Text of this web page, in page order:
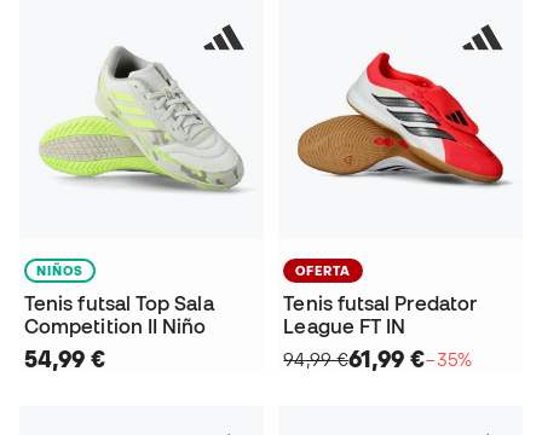
NIÑOS
Tenis futsal Top Sala
Competition II Niño
54,99 €
OFERTA
Tenis futsal Predator
League FT IN
94,99 €61,99 €−35%